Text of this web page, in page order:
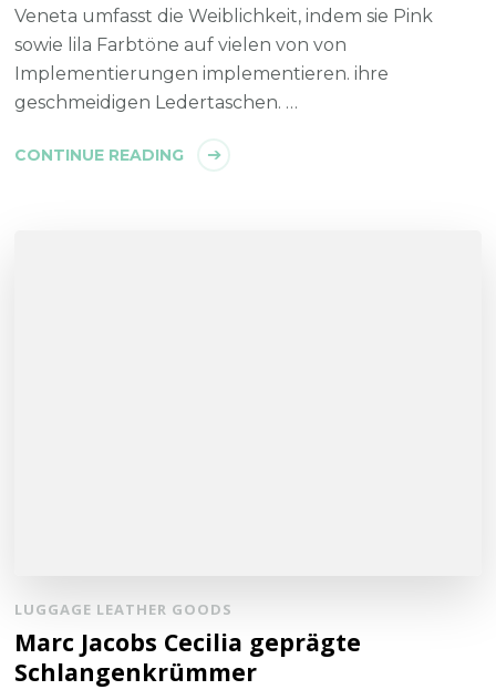
Veneta umfasst die Weiblichkeit, indem sie Pink
sowie lila Farbtöne auf vielen von von
Implementierungen implementieren. ihre
geschmeidigen Ledertaschen. …
CONTINUE READING
LUGGAGE LEATHER GOODS
Marc Jacobs Cecilia geprägte
Schlangenkrümmer